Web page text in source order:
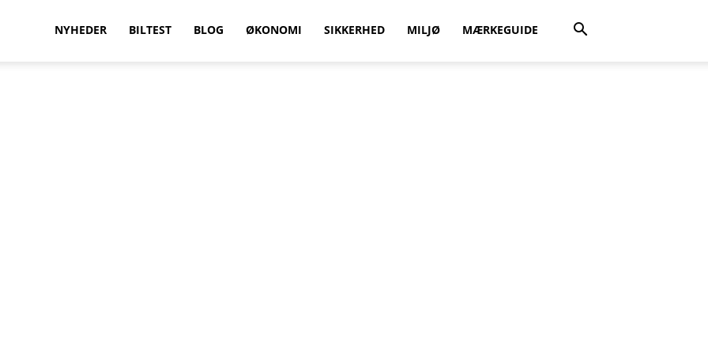
NYHEDER BILTEST BLOG ØKONOMI SIKKERHED MILJØ MÆRKEGUIDE